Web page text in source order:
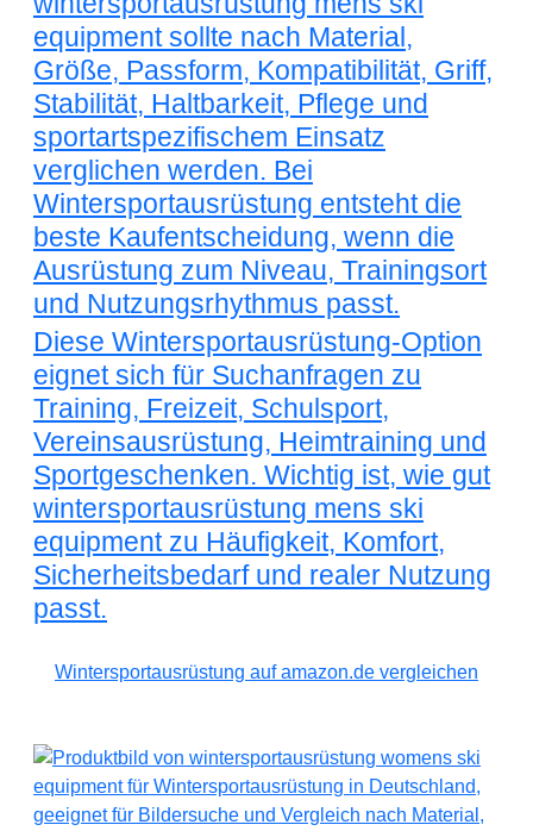
equipment sollte nach Material,
Größe, Passform, Kompatibilität, Griff,
Stabilität, Haltbarkeit, Pflege und
sportartspezifischem Einsatz
verglichen werden. Bei
Wintersportausrüstung entsteht die
beste Kaufentscheidung, wenn die
Ausrüstung zum Niveau, Trainingsort
und Nutzungsrhythmus passt.
Diese Wintersportausrüstung-Option
eignet sich für Suchanfragen zu
Training, Freizeit, Schulsport,
Vereinsausrüstung, Heimtraining und
Sportgeschenken. Wichtig ist, wie gut
wintersportausrüstung mens ski
equipment zu Häufigkeit, Komfort,
Sicherheitsbedarf und realer Nutzung
passt.
Wintersportausrüstung auf amazon.de vergleichen